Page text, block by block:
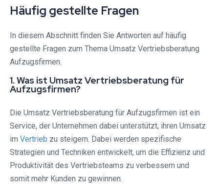
Häufig gestellte Fragen
In diesem Abschnitt finden Sie Antworten auf häufig
gestellte Fragen zum Thema Umsatz Vertriebsberatung
Aufzugsfirmen.
1. Was ist Umsatz Vertriebsberatung für
Aufzugsfirmen?
Die Umsatz Vertriebsberatung für Aufzugsfirmen ist ein
Service, der Unternehmen dabei unterstützt, ihren Umsatz
im Vertrieb zu steigern. Dabei werden spezifische
Strategien und Techniken entwickelt, um die Effizienz und
Produktivität des Vertriebsteams zu verbessern und
somit mehr Kunden zu gewinnen.